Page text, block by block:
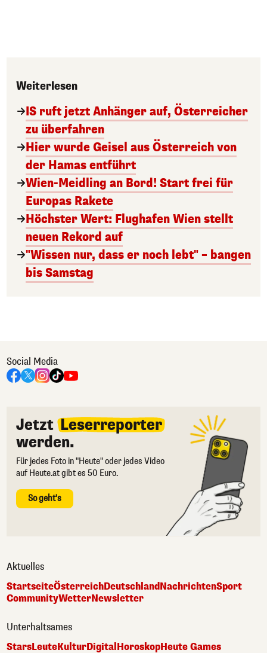
Weiterlesen
IS ruft jetzt Anhänger auf, Österreicher
zu überfahren
Hier wurde Geisel aus Österreich von
der Hamas entführt
Wien-Meidling an Bord! Start frei für
Europas Rakete
Höchster Wert: Flughafen Wien stellt
neuen Rekord auf
"Wissen nur, dass er noch lebt" – bangen
bis Samstag
Social Media
Jetzt Leserreporter
werden.
Für jedes Foto in "Heute" oder jedes Video
auf Heute.at gibt es 50 Euro.
So geht's
Aktuelles
StartseiteÖsterreichDeutschlandNachrichtenSport
CommunityWetterNewsletter
Unterhaltsames
StarsLeuteKulturDigital HoroskopHeute Games